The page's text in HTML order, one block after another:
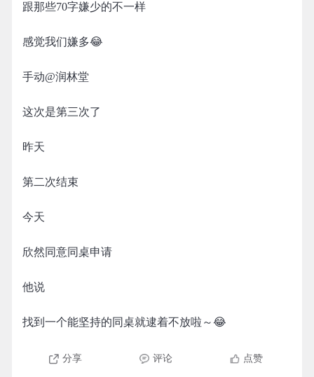
跟那些70字嫌少的不一样
感觉我们嫌多😂
手动@润林堂
这次是第三次了
昨天
第二次结束
今天
欣然同意同桌申请
他说
找到一个能坚持的同桌就逮着不放啦～😂
分享 评论 点赞